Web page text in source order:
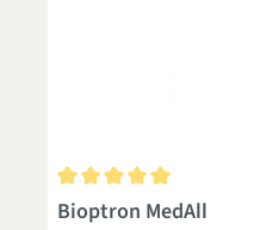
Durchschnittliche
Bioptron MedAll